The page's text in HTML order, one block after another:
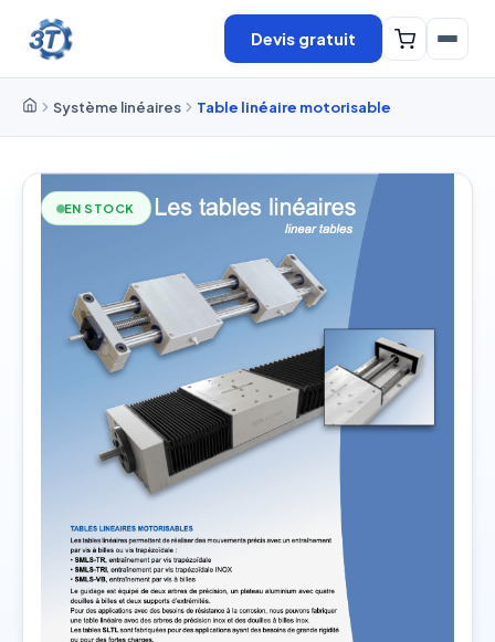
Devis gratuit
Système linéaires Table linéaire motorisable
EN STOCK